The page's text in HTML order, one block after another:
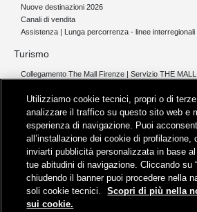
Nuove destinazioni 2026
Canali di vendita
Assistenza | Lunga percorrenza - linee interregionali
Turismo
Collegamento The Mall Firenze | Servizio THE
Servizi di noleggio con conducente
Servizio di navigazione sul Lago Trasimeno
News e comunicati stampa
Comunicati stampa
Busitalia – Sita Nord, Gruppo FS Italiane, è
trasporto locale in Italia ed all'estero, che
attraverso società controllate.
Utilizziamo cookie tecnici, propri o di
analizzare il traffico su questo sito web e
esperienza di navigazione. Puoi
all’installazione dei cookie di profilazione,
inviarti pubblicità personalizzata in base
tue abitudini di navigazione. Cliccando su
chiudendo il banner puoi procedere nella
soli cookie tecnici.
Scopri di più nella
sui cookie.